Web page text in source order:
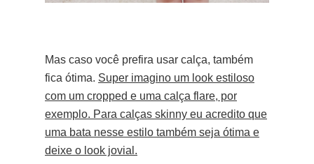
Mas caso você prefira usar calça, também
fica ótima. Super imagino um look estiloso
com um cropped e uma calça flare, por
exemplo. Para calças skinny eu acredito que
uma bata nesse estilo também seja ótima e
deixe o look jovial.